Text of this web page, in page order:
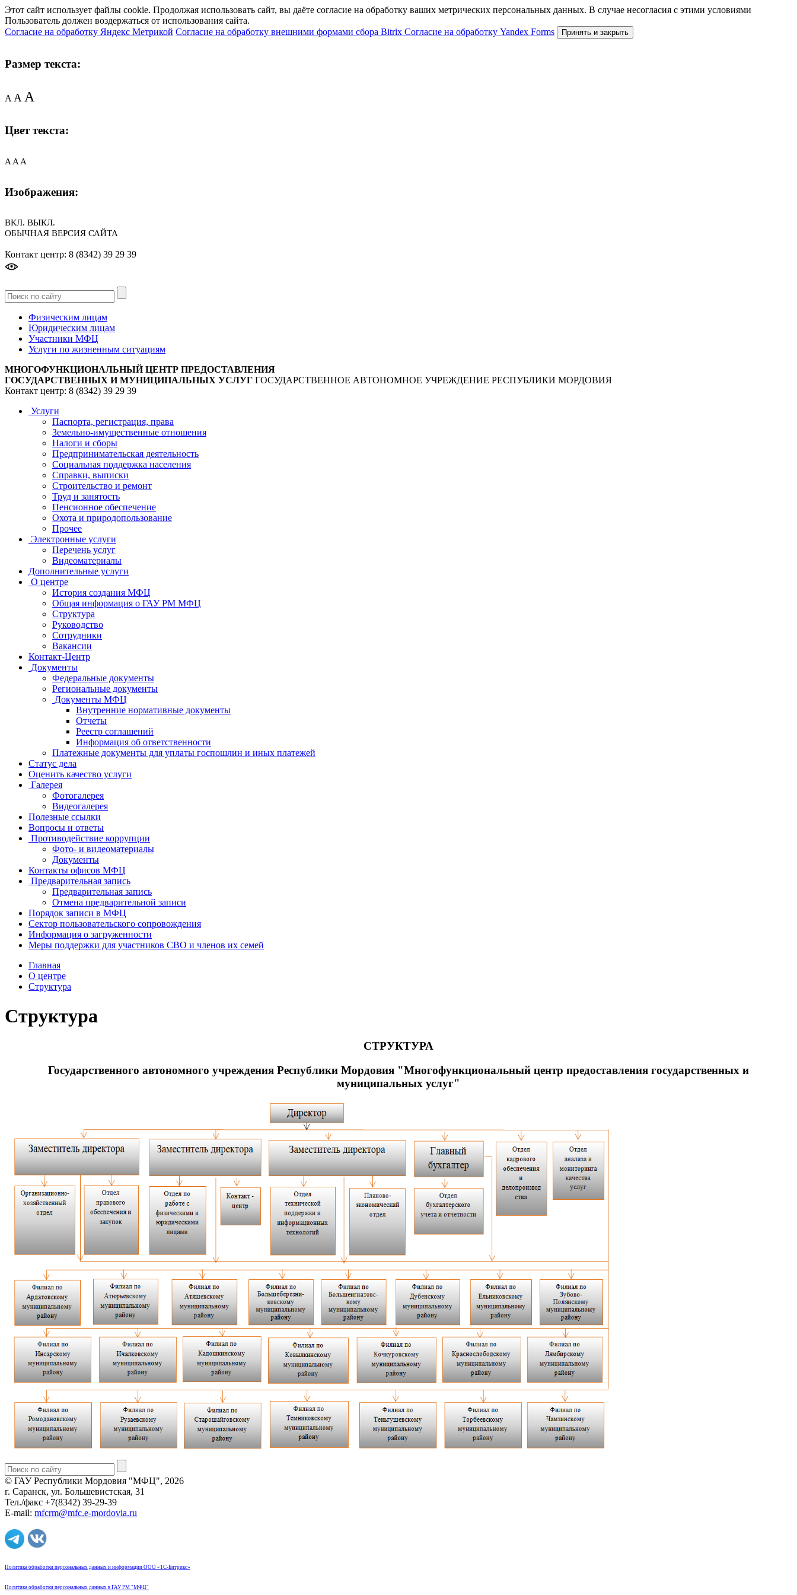
Этот сайт использует файлы cookie. Продолжая использовать сайт, вы даёте согласие на обработку ваших метрических персональных данных. В случае несогласия с этими условиями
Пользователь должен воздержаться от использования сайта.
Согласие на обработку Яндекс Метрикой Согласие на обработку внешними формами сбора Bitrix Согласие на обработку Yandex Forms Принять и закрыть
Размер текста:
AAA
Цвет текста:
A A A
Изображения:
ВКЛ. ВЫКЛ.
ОБЫЧНАЯ ВЕРСИЯ САЙТА
Контакт центр: 8 (8342) 39 29 39
Физическим лицам
Юридическим лицам
Участники МФЦ
Услуги по жизненным ситуациям
МНОГОФУНКЦИОНАЛЬНЫЙ ЦЕНТР ПРЕДОСТАВЛЕНИЯ
ГОСУДАРСТВЕННЫХ И МУНИЦИПАЛЬНЫХ УСЛУГ ГОСУДАРСТВЕННОЕ АВТОНОМНОЕ УЧРЕЖДЕНИЕ РЕСПУБЛИКИ МОРДОВИЯ
Контакт центр: 8 (8342) 39 29 39
Услуги
Паспорта, регистрация, права
Земельно-имущественные отношения
Налоги и сборы
Предпринимательская деятельность
Социальная поддержка населения
Справки, выписки
Строительство и ремонт
Труд и занятость
Пенсионное обеспечение
Охота и природопользование
Прочее
Электронные услуги
Перечень услуг
Видеоматериалы
Дополнительные услуги
О центре
История создания МФЦ
Общая информация о ГАУ РМ МФЦ
Структура
Руководство
Сотрудники
Вакансии
Контакт-Центр
Документы
Федеральные документы
Региональные документы
Документы МФЦ
Внутренние нормативные документы
Отчеты
Реестр соглашений
Информация об ответственности
Платежные документы для уплаты госпошлин и иных платежей
Статус дела
Оценить качество услуги
Галерея
Фотогалерея
Видеогалерея
Полезные ссылки
Вопросы и ответы
Противодействие коррупции
Фото- и видеоматериалы
Документы
Контакты офисов МФЦ
Предварительная запись
Предварительная запись
Отмена предварительной записи
Порядок записи в МФЦ
Сектор пользовательского сопровождения
Информация о загруженности
Меры поддержки для участников СВО и членов их семей
Главная
О центре
Структура
Структура
СТРУКТУРА
Государственного автономного учреждения Республики Мордовия "Многофункциональный центр предоставления государственных и
муниципальных услуг"
© ГАУ Республики Мордовия "МФЦ", 2026
г. Саранск, ул. Большевистская, 31
Тел./факс +7(8342) 39-29-39
E-mail: mfcrm@mfc.e-mordovia.ru
Политика обработки персональных данных и информации ООО «1С-Битрикс»
Политика обработки персональных данных в ГАУ РМ "МФЦ"